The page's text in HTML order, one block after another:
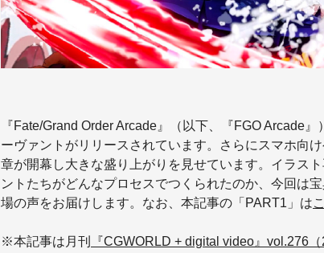
『Fate/Grand Order Arcade』（以下、『FGO Arcade
ーヴァントがリリースされています。さらにスマホ向
章が開幕し大きな盛り上がりを見せています。イラス
ントたちがどんなプロセスでつくられたのか、今回は
場の声をお届けします。なお、本記事の「PART1」は
※本記事は月刊 『CGWORLD + digital video』vol.276（